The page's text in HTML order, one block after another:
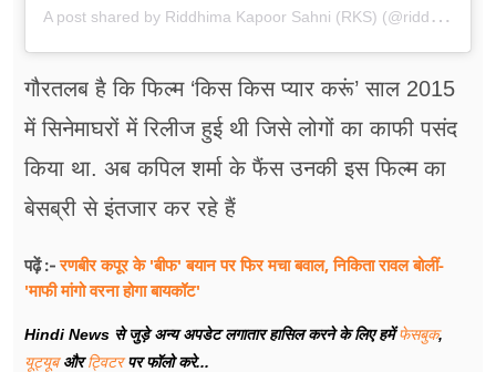
A
post shared by Riddhima Kapoor Sahni (RKS) (@riddhimakapoorsahniofficial)
गौरतलब है कि फिल्म ‘किस किस प्यार करूं’ साल 2015
में सिनेमाघरों में रिलीज हुई थी जिसे लोगों का काफी पसंद
किया था. अब कपिल शर्मा के फैंस उनकी इस फिल्म का
बेसब्री से इंतजार कर रहे हैं
पढ़ें :-रणबीर कपूर के 'बीफ' बयान पर फिर मचा बवाल, निकिता रावल बोलीं-
'माफी मांगो वरना होगा बायकॉट'
Hindi News से जुड़े अन्य अपडेट लगातार हासिल करने के लिए हमेंफेसबुक,
यूट्यूबऔरट्विटरपर फॉलो करे...